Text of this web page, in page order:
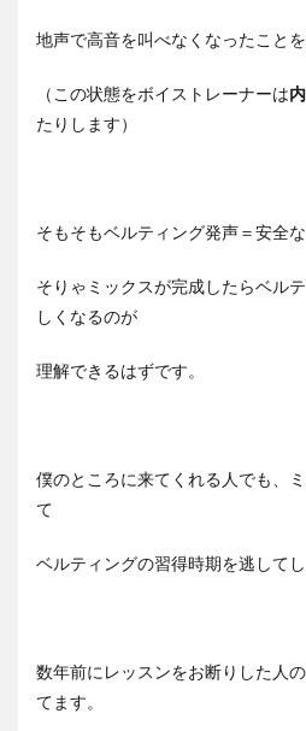
地声で高音を叫べなくなったことを
（この状態をボイストレーナーは
たりします）
そもそもベルティング発声＝安全
そりゃミックスが完成したらベル
しくなるのが
理解できるはずです。
僕のところに来てくれる人でも、
て
ベルティングの習得時期を逃して
数年前にレッスンをお断りした人
てます。